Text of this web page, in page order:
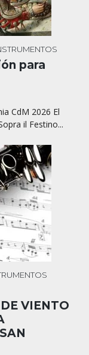
para
CdM 2026 El
il Festino...
VIENTO